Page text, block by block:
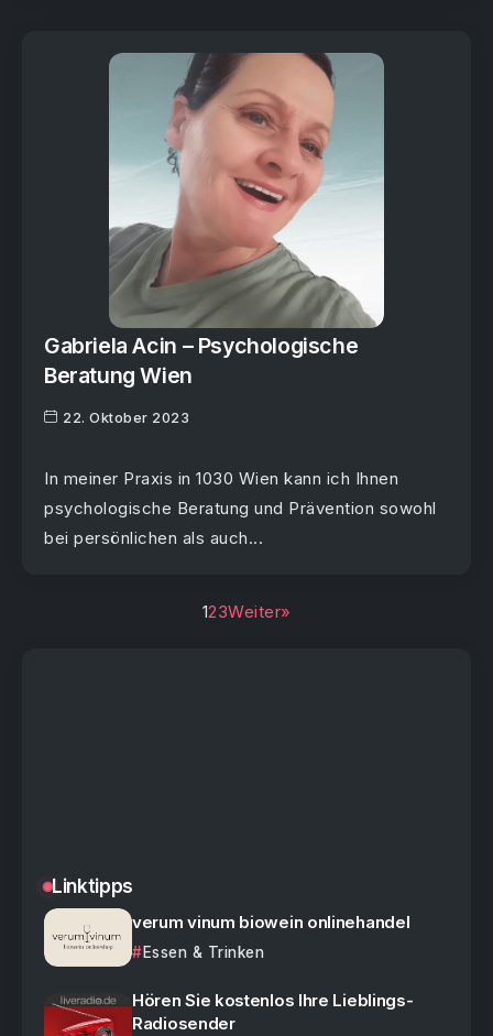
Gabriela Acin – Psychologische
Beratung Wien
22. Oktober 2023
In meiner Praxis in 1030 Wien kann ich Ihnen
psychologische Beratung und Prävention sowohl
bei persönlichen als auch...
123Weiter»
Linktipps
verum vinum biowein onlinehandel
Essen & Trinken
Hören Sie kostenlos Ihre Lieblings-
Radiosender